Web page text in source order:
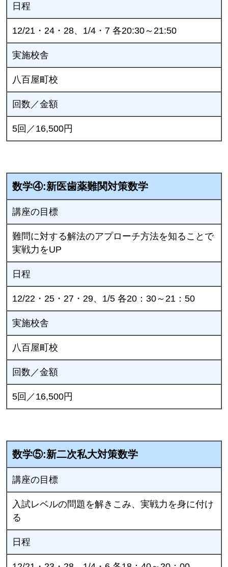
日程
12/21・24・28、1/4・7 各20:30～21:50
実施校舎
八百屋町校
回数／金額
5回／16,500円
数学④:新医歯薬難関対策数学
講座の目標
難問に対する解法のアプローチ方法を知ることで
実戦力をUP
日程
12/22・25・27・29、1/5 各20：30～21：50
実施校舎
八百屋町校
回数／金額
5回／16,500円
数学⑤:新二次私大対策数学
講座の目標
入試レベルの問題を解きこみ、実戦力を身に付け
る
日程